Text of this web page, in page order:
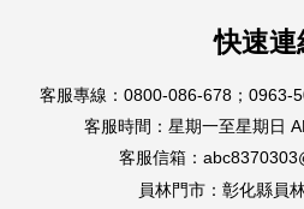
快速連
客服專線：0800-086-678；
客服時間：星期一至星期日
客服信箱：
員林門市：彰化縣員